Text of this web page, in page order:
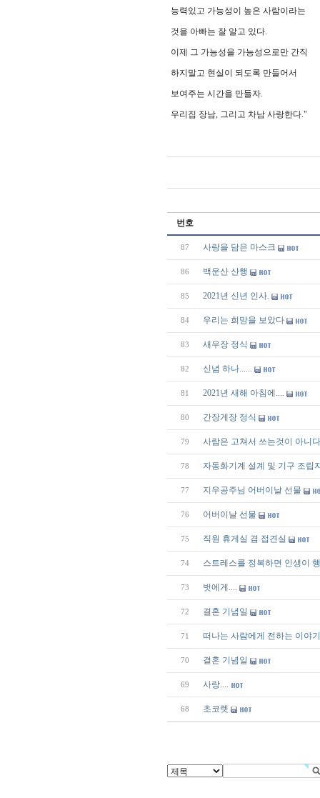
능력있고 가능성이 높은 사람이라는
것을 아빠는 잘 알고 있다.
이제 그 가능성을 가능성으로만 간직
하지말고 현실이 되도록 만들어서
보여주는 시간을 만들자.
우리집 장남, 그리고 차남 사랑한다."
번호
87 사랑을 담은 마스크
86 백운산 산행
85 2021년 신년 인사.
84 우리는 희망을 보았다
83 새우장 정식
82 신념 하나......
81 2021년 새해 아침에....
80 간장게장 정식
79 사람은 고쳐서 쓰는것이 아니
78 자동화기계 설계 및 기구 조립
77 지우공주님 어버이날 선물
76 어버이날 선물
75 직원 휴게실 겸 접견실
74 스트레스를 정복하면 인생이
73 벗에게....
72 결혼 기념일
71 떠나는 사람에게 전하는 이야기
70 결혼 기념일
69 사랑....
68 초코렛